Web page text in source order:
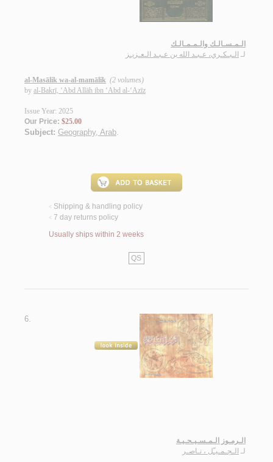
الـمـسـالـك والـمـمـالـك
لـ الـبـكـري، عـبـد الله بن عـبـد الـعـزيـز
al-Masālik wa-al-mamālik (2 volumes)
by al-Bakrī, ‘Abd Allāh ibn ‘Abd al-‘Azīz
Issue Year: 2025
Our Price: $25.00
Subject: Geography, Arab.
< Shipping & handling policy
< 7 day returns policy
Usually ships within 2 weeks
QS
6.
الـرمـوز الـمـسـيـحـيـة
لـ الـجـمـيـّل ، نـاصـر